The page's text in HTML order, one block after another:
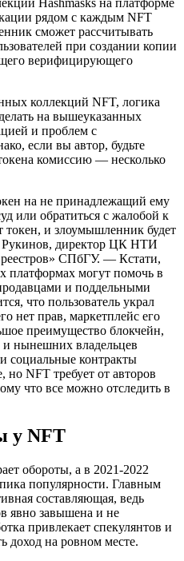
рядом с каждым NFT
сможет рассчитывать
при создании копии
верифицирующего
коллекций NFT, логика
на вышеуказанных
и проблем с
если вы автор, будьте
комиссию — несколько
на не принадлежащий ему
или обратиться с жалобой к
токен, и злоумышленник будет
Рукинов, директор ЦК НТИ
СПбГУ. — Кстати,
платформах могут помочь в
и поддельными
что пользователь украл
нет прав, маркетплейс его
преимущество блокчейн,
нынешних владельцев
социальные контракты
NFT требует от авторов
что все можно отследить в
у NFT
обороты, а в 2021-2022
популярности. Главным
составляющая, ведь
явно завышена и не
привлекает спекулянтов и
доход на ровном месте.